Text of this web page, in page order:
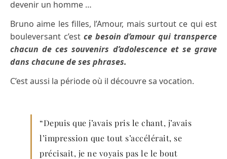
devenir un homme …
Bruno aime les filles, l’Amour, mais surtout ce qui est
bouleversant c’est ce besoin d’amour qui transperce
chacun de ces souvenirs d’adolescence et se grave
dans chacune de ses phrases.
C’est aussi la période où il découvre sa vocation.
“Depuis que j’avais pris le chant, j’avais
l’impression que tout s’accélérait, se
précisait, je ne voyais pas le le bout